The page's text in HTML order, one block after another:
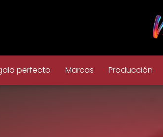
perfecto Marcas Producción